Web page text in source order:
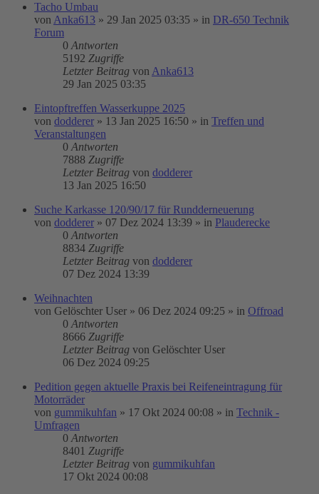
Tacho Umbau
von Anka613 » 29 Jan 2025 03:35 » in DR-650 Technik
Forum
0 Antworten
5192 Zugriffe
Letzter Beitrag von Anka613
29 Jan 2025 03:35
Eintopftreffen Wasserkuppe 2025
von dodderer » 13 Jan 2025 16:50 » in Treffen und
Veranstaltungen
0 Antworten
7888 Zugriffe
Letzter Beitrag von dodderer
13 Jan 2025 16:50
Suche Karkasse 120/90/17 für Rundderneuerung
von dodderer » 07 Dez 2024 13:39 » in Plauderecke
0 Antworten
8834 Zugriffe
Letzter Beitrag von dodderer
07 Dez 2024 13:39
Weihnachten
von Gelöschter User » 06 Dez 2024 09:25 » in Offroad
0 Antworten
8666 Zugriffe
Letzter Beitrag von Gelöschter User
06 Dez 2024 09:25
Pedition gegen aktuelle Praxis bei Reifeneintragung für
Motorräder
von gummikuhfan » 17 Okt 2024 00:08 » in Technik -
Umfragen
0 Antworten
8401 Zugriffe
Letzter Beitrag von gummikuhfan
17 Okt 2024 00:08